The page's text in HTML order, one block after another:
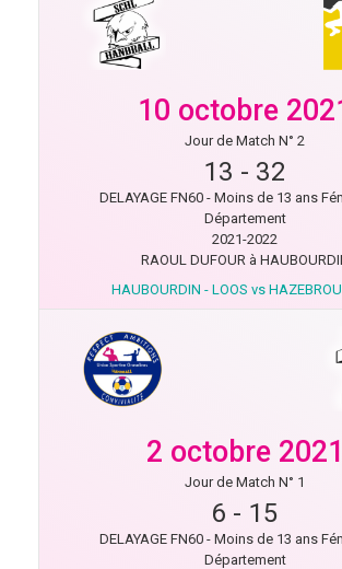
10 octobre
Jour de Match N° 2
13 - 32
DELAYAGE FN60 - Moins de 13 ans
Département
2021-2022
RAOUL DUFOUR à
HAUBOURDIN - LOOS vs
2 octobre 2021
Jour de Match N° 1
6 - 15
DELAYAGE FN60 - Moins de 13 ans
Département